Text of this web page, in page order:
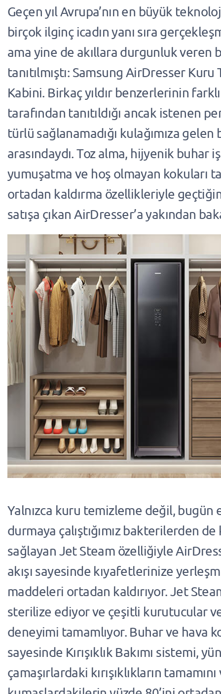
Geçen yıl Avrupa’nın en büyük
birçok ilginç icadın yanı sıra
ama yine de akıllara durgunluk veren
tanıtılmıştı: Samsung AirDresser
Kabini. Birkaç yıldır benzerlerinin
tarafından tanıtıldığı ancak istenen
türlü sağlanamadığı kulağımıza
arasındaydı. Toz alma, hijyenik buhar
yumuşatma ve hoş olmayan kokuları
ortadan kaldırma özellikleriyle
satışa çıkan AirDresser’a yakından
Yalnızca kuru temizleme değil, bugün
durmaya çalıştığımız bakterilerden
sağlayan Jet Steam özelliğiyle
akışı sayesinde kıyafetlerinize
maddeleri ortadan kaldırıyor. Jet
sterilize ediyor ve çeşitli kurutucular
deneyimi tamamlıyor. Buhar ve hava
sayesinde Kırışıklık Bakımı sistemi,
çamaşırlardaki kırışıklıkların